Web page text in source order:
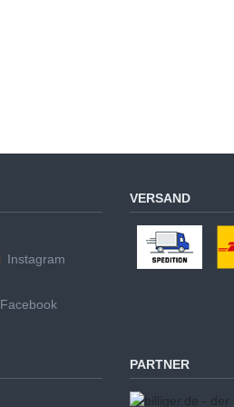
Instagram
Facebook
VERSAND
PARTNER